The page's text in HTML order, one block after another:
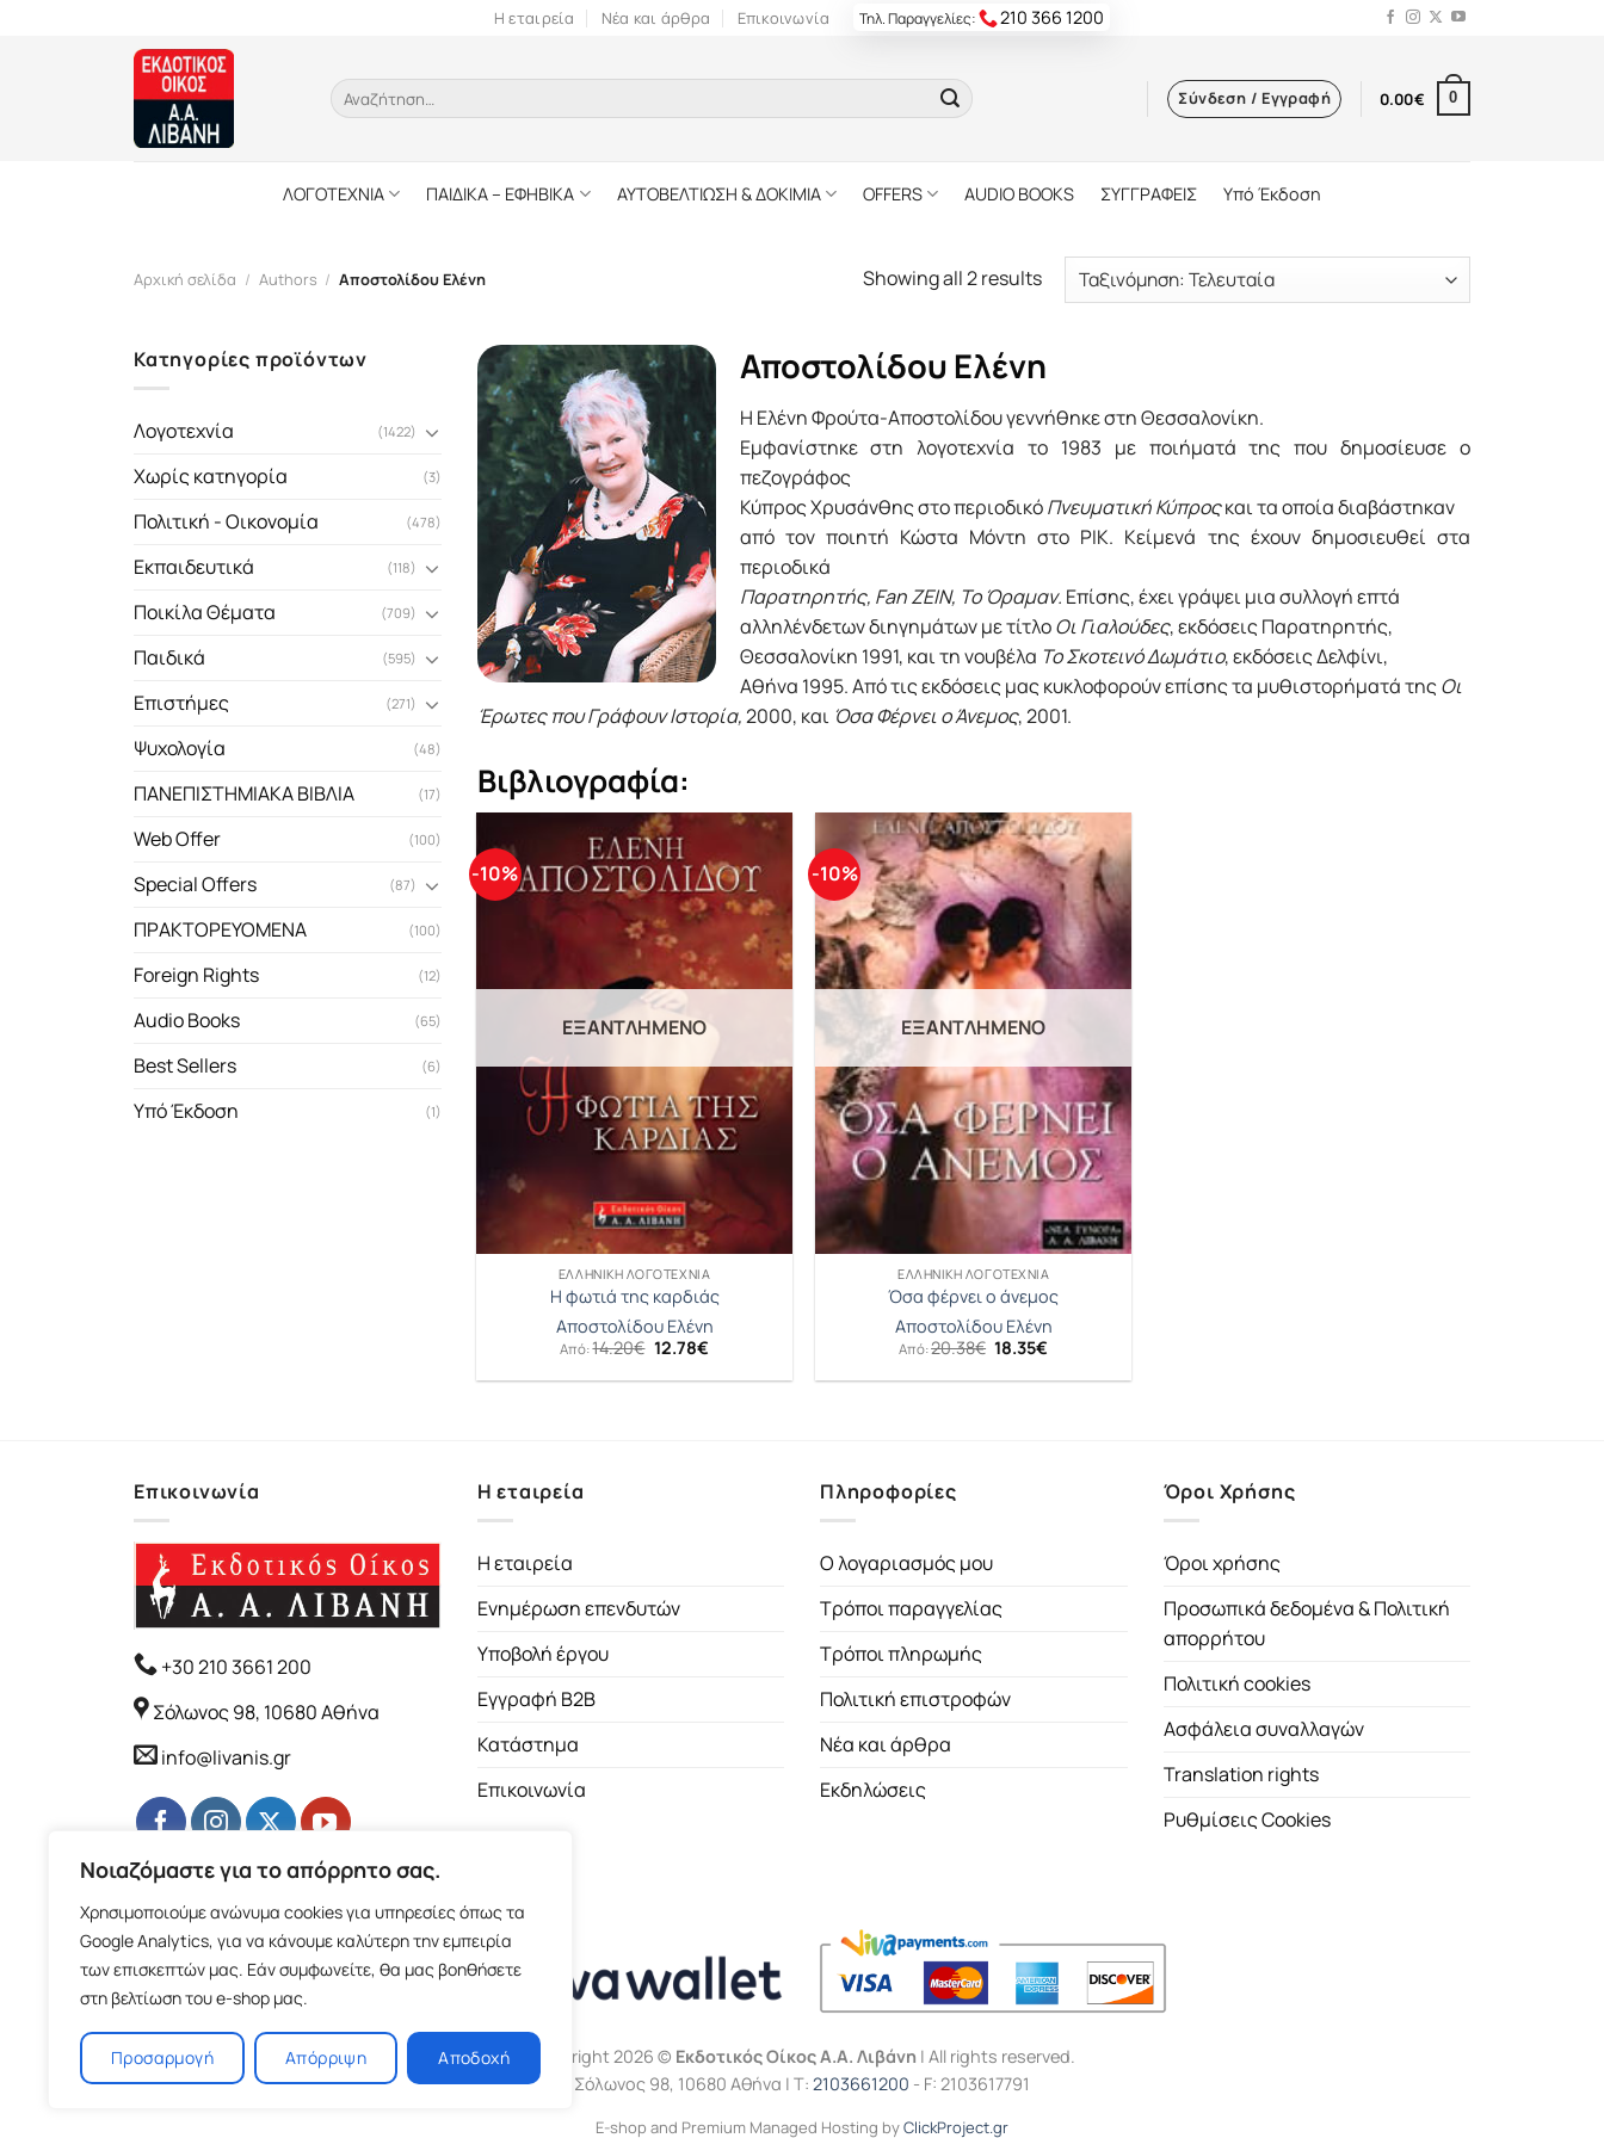
Νοιαζόμαστε για το απόρρητο σας.
Χρησιμοποιούμε ανώνυμα cookies για υπηρεσίες όπως τα
Google Analytics, για να κάνουμε καλύτερη την εμπειρία
των επισκεπτών μας. Εάν συμφωνείτε, θα μας βοηθήσετε
στη βελτίωση του e-shop μας.
Προσαρμογή Απόρριψη Αποδοχή
Η εταιρεία Νέα και άρθρα Επικοινωνία Τηλ. Παραγγελίες: 210 366 1200
Αναζήτηση
για:
Σύνδεση / Εγγραφή 0.00€ 0
ΛΟΓΟΤΕΧΝΙΑ ΠΑΙΔΙΚΑ – ΕΦΗΒΙΚΑ ΑΥΤΟΒΕΛΤΙΩΣΗ & ΔΟΚΙΜΙΑ OFFERS AUDIO BOOKS ΣΥΓΓΡΑΦΕΙΣ Υπό Έκδοση
Αρχική σελίδα / Authors / Αποστολίδου Ελένη Showing all 2 results
Κατηγορίες προϊόντων
Λογοτεχνία (1422)
Χωρίς κατηγορία (3)
Πολιτική - Οικονομία (478)
Εκπαιδευτικά (118)
Ποικίλα Θέματα (709)
Παιδικά (595)
Επιστήμες (271)
Ψυχολογία (48)
ΠΑΝΕΠΙΣΤΗΜΙΑΚΑ ΒΙΒΛΙΑ (17)
Web Offer (100)
Special Offers (87)
ΠΡΑΚΤΟΡΕΥΟΜΕΝΑ (100)
Foreign Rights (12)
Audio Books (65)
Best Sellers (6)
Υπό Έκδοση (1)
Αποστολίδου Ελένη
Η Ελένη Φρούτα-Αποστολίδου γεννήθηκε στη Θεσσαλονίκη.
Εμφανίστηκε στη λογοτεχνία το 1983 με ποιήματά της που δημοσίευσε ο
πεζογράφος
Κύπρος Χρυσάνθης στο περιοδικόΠνευματική Κύπροςκαι τα οποία διαβάστηκαν
από τον ποιητή Κώστα Μόντη στο ΡΙΚ. Κείμενά της έχουν δημοσιευθεί στα
περιοδικά
Παρατηρητής, Fan ZEIN, Το Όραμαν. Επίσης, έχει γράψει μια συλλογή επτά
αλληλένδετων διηγημάτων με τίτλοΟι Γιαλούδες, εκδόσεις Παρατηρητής,
Θεσσαλονίκη 1991, και τη νουβέλα Το Σκοτεινό Δωμάτιο, εκδόσεις Δελφίνι,
Αθήνα 1995. Από τις εκδόσεις μας κυκλοφορούν επίσης τα μυθιστορήματά τηςΟι
Έρωτες που Γράφουν Ιστορία,2000, και Όσα Φέρνει ο Άνεμος, 2001.
Βιβλιογραφία:
-10%
ΕΞΑΝΤΛΗΜΈΝΟ
ΕΛΛΗΝΙΚΉ ΛΟΓΟΤΕΧΝΊΑ
Η φωτιά της καρδιάς
Αποστολίδου Ελένη
Από:14.20€ Original
price
was:
12.78€Η
τιμή
-10%
ΕΞΑΝΤΛΗΜΈΝΟ
ΕΛΛΗΝΙΚΉ ΛΟΓΟΤΕΧΝΊΑ
Όσα φέρνει ο άνεμος
Αποστολίδου Ελένη
Από:20.38€ Original
price
was:
18.35€
τιμή
Επικοινωνία
+30 210 3661 200
Σόλωνος 98, 10680 Αθήνα
info@livanis.gr
Η εταιρεία
Η εταιρεία
Ενημέρωση επενδυτών
Υποβολή έργου
Εγγραφή B2B
Κατάστημα
Επικοινωνία
Πληροφορίες
Ο λογαριασμός μου
Τρόποι παραγγελίας
Τρόποι πληρωμής
Πολιτική επιστροφών
Νέα και άρθρα
Εκδηλώσεις
Όροι Χρήσης
Όροι χρήσης
Προσωπικά δεδομένα & Πολιτική
απορρήτου
Πολιτική cookies
Ασφάλεια συναλλαγών
Translation rights
Ρυθμίσεις Cookies
Copyright 2026 © Εκδοτικός Οίκος Α.Α. Λιβάνη | All rights reserved.
Σόλωνος 98, 10680 Αθήνα | Τ: 2103661200 - F: 2103617791
E-shop and Premium Managed Hosting byClickProject.gr